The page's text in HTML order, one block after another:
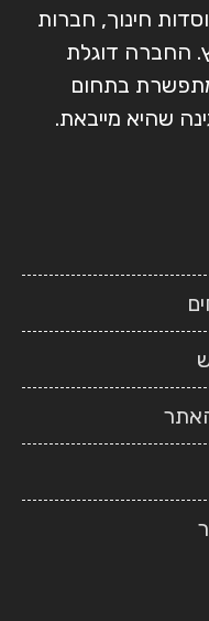
חינוך, חברות
החברה דוגלת
מתפשרת בתחום
שהיא מייבאת.